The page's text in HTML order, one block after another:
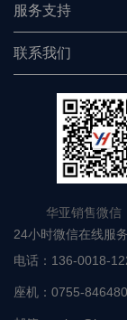
服务支持
联系我们
华亚销售微
24小时微信在线服
电话： 136-0018-
座机： 0755-